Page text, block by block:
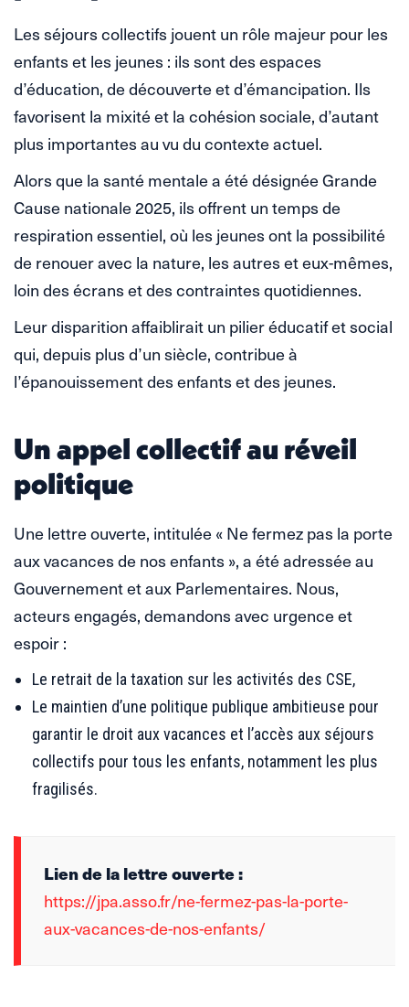
Les séjours collectifs jouent un rôle majeur pour les
enfants et les jeunes : ils sont des espaces
d’éducation, de découverte et d’émancipation. Ils
favorisent la mixité et la cohésion sociale, d’autant
plus importantes au vu du contexte actuel.
Alors que la santé mentale a été désignée Grande
Cause nationale 2025, ils offrent un temps de
respiration essentiel, où les jeunes ont la possibilité
de renouer avec la nature, les autres et eux-mêmes,
loin des écrans et des contraintes quotidiennes.
Leur disparition affaiblirait un pilier éducatif et social
qui, depuis plus d’un siècle, contribue à
l’épanouissement des enfants et des jeunes.
Un appel collectif au réveil
politique
Une lettre ouverte, intitulée « Ne fermez pas la porte
aux vacances de nos enfants », a été adressée au
Gouvernement et aux Parlementaires. Nous,
acteurs engagés, demandons avec urgence et
espoir :
Le retrait de la taxation sur les activités des CSE,
Le maintien d’une politique publique ambitieuse pour
garantir le droit aux vacances et l’accès aux séjours
collectifs pour tous les enfants, notamment les plus
fragilisés.
Lien de la lettre ouverte :
https://jpa.asso.fr/ne-fermez-pas-la-porte-
aux-vacances-de-nos-enfants/